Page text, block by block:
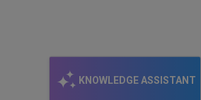
KNOWLEDGE ASSISTANT